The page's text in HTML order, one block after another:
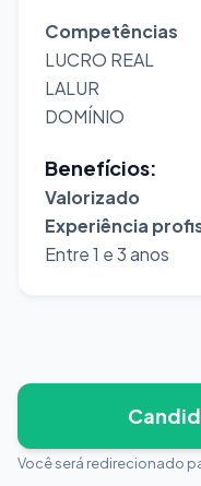
Competências
LUCRO REAL
LALUR
DOMÍNIO
Benefícios:
Valorizado
Experiência
Entre 1 e 3 anos
Você será redirecionado